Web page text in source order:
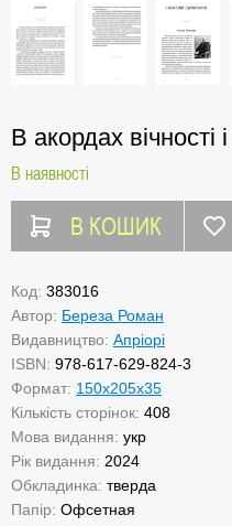
В акордах вічності
В наявності
В КОШИК
Код: 383016
Автор: Береза Роман
Видавництво: Апріорі
ISBN: 978-617-629-824-3
Формат: 150х205х35
Кількість сторінок: 408
Мова видання: укр
Рік видання: 2024
Обкладинка: тверда
Папір: Офсетная